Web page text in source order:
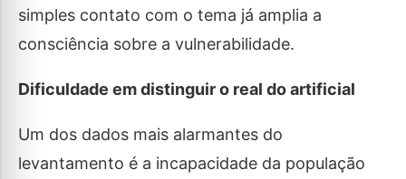
simples contato com o tema já amplia a
consciência sobre a vulnerabilidade.
Dificuldade em distinguir o real do artificial
Um dos dados mais alarmantes do
levantamento é a incapacidade da população